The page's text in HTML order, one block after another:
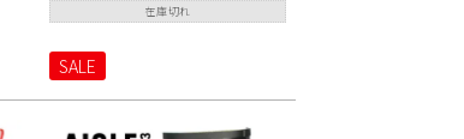
在庫切れ
SALE